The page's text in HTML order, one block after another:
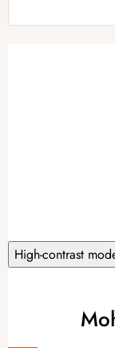
High-contrast